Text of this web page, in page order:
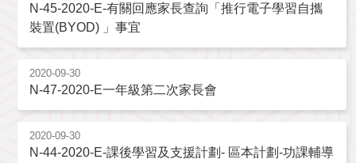
N-45-2020-E-有關回應家長查詢「推行電子學習自攜
裝置(BYOD) 」事宜
2020-09-30
N-47-2020-E一年級第二次家長會
2020-09-30
N-44-2020-E-課後學習及支援計劃- 區本計劃-功課輔導